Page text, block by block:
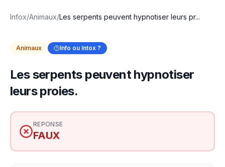
Infox/Animaux/Les serpents peuvent hypnotiser leurs pr...
Animaux Info ou Intox ?
Les serpents peuvent hypnotiser
leurs proies.
REPONSE
FAUX